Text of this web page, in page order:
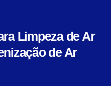
Limpeza de Ar
de Ar